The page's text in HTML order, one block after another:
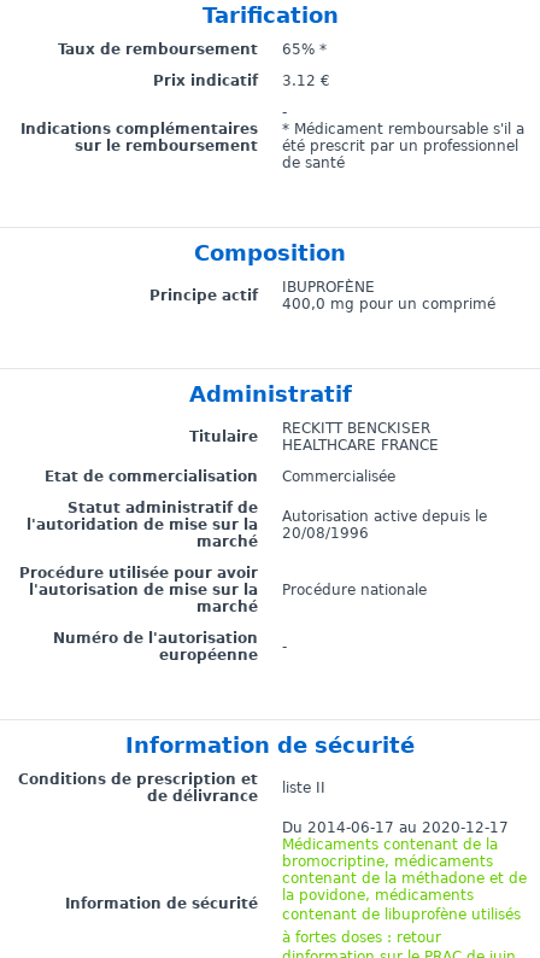
Tarification
Taux de remboursement
65% *
Prix indicatif
3.12 €
Indications complémentaires
sur le remboursement
-
* Médicament remboursable s'il a
été prescrit par un professionnel
de santé
Composition
Principe actif
IBUPROFÈNE
400,0 mg pour un comprimé
Administratif
Titulaire
RECKITT BENCKISER
HEALTHCARE FRANCE
Etat de commercialisation
Commercialisée
Statut administratif de
l'autoridation de mise sur la
marché
Autorisation active depuis le
20/08/1996
Procédure utilisée pour avoir
l'autorisation de mise sur la
marché
Procédure nationale
Numéro de l'autorisation
européenne
-
Information de sécurité
Conditions de prescription et
de délivrance
liste II
Information de sécurité
Du 2014-06-17 au 2020-12-17
Médicaments contenant de la
bromocriptine, médicaments
contenant de la méthadone et de
la povidone, médicaments
contenant de libuprofène utilisés
à fortes doses : retour